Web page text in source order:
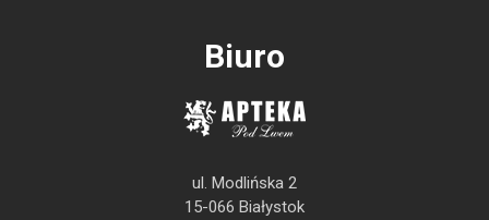
Biuro
ul. Modlińska 2
15-066 Białystok